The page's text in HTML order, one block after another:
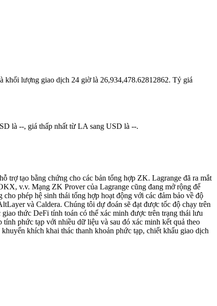
khối lượng giao dịch 24 giờ là 26,934,478.62812862. Tỷ giá
là --, giá thấp nhất từ LA sang USD là --.
tạo bằng chứng cho các bản tổng hợp ZK. Lagrange đã ra mắt
v.v. Mạng ZK Prover của Lagrange cũng đang mở rộng để
phép hệ sinh thái tổng hợp hoạt động với các đảm bảo về độ
và Caldera. Chúng tôi dự đoán sẽ đạt được tốc độ chạy trên
thức DeFi tính toán có thể xác minh được trên trạng thái lưu
phức tạp với nhiều dữ liệu và sau đó xác minh kết quả theo
khích khai thác thanh khoản phức tạp, chiết khấu giao dịch